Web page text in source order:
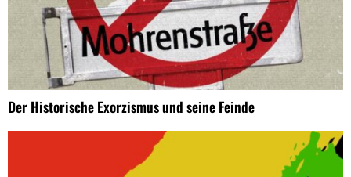
Der Historische Exorzismus und seine Feinde